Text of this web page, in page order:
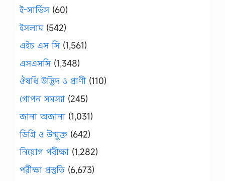
ই-সার্ভিস(60)
ইসলাম(542)
এইচ এস সি(1,561)
এসএসসি(1,348)
ঔষধি উদ্ভিদ ও প্রাণী (110)
গোপন সমস্যা (245)
জানা অজানা (1,031)
ডিগ্রি ও উন্মুক্ত (642)
নিয়োগ পরীক্ষা (1,282)
পরীক্ষা প্রস্তুতি (6,673)